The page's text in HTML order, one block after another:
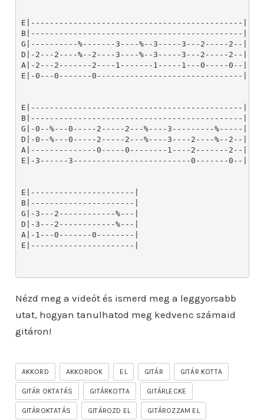
E|---------------------------------------------
B|---------------------------------------------
G|----------%-------3----%--3-----3---2-----2--|-
D|-2---2----%--2----3----%--3-----3---2-----2--|-
A|-2---2-------2----1-------1-----1---0-----0--|-
E|-0---0-------0-------------------------------
E|---------------------------------------------
B|---------------------------------------------
G|-0--%---0-----2-----2---%----3---------%-----
D|-0--%---0-----2-----2---%----3----2----%--2--|-
A|--------------0-----0--------1----2-------2--|-
E|-3------3-------------------------0-------0--|-
E|----------------------|
B|----------------------|
G|-3---2------------%---|
D|-3---2------------%---|
A|-1---0-------0--------|
E|----------------------|
Nézd meg a videót és ismerd meg a leggyorsabb
utat, hogyan tanulhatod meg kedvenc számaid
gitáron!
AKKORD AKKORDOK EL GITÁR GITÁR KOTTA
GITÁR OKTATÁS GITÁRKOTTA GITÁRLECKE
GITÁROKTATÁS GITÁROZD EL GITÁROZZAM EL